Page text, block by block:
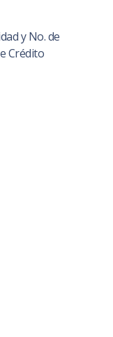
y No. de
Crédito